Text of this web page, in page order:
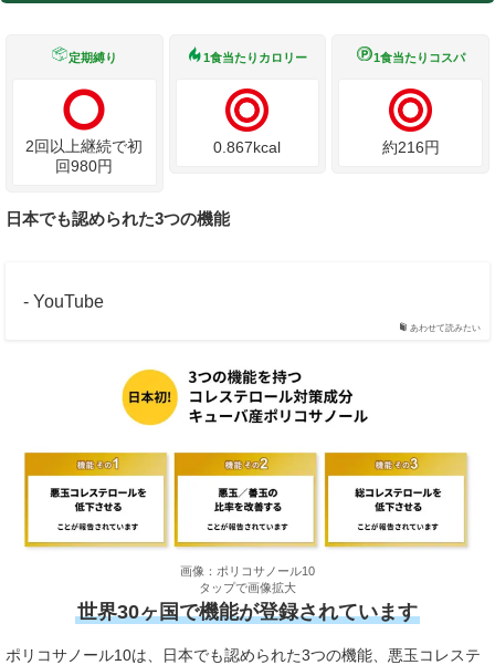
定期縛り
2回以上継続で初
回980円
1食当たりカロリー
0.867kcal
1食当たりコスパ
約216円
日本でも認められた3つの機能
あわせて読みたい
- YouTube
画像：ポリコサノール10
タップで画像拡大
世界30ヶ国で機能が登録されています
ポリコサノール10は、日本でも認められた3つの機能、悪玉コレステ